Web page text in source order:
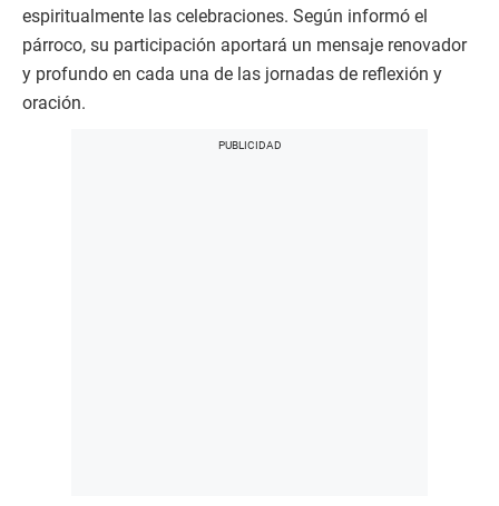
espiritualmente las celebraciones. Según informó el
párroco, su participación aportará un mensaje renovador
y profundo en cada una de las jornadas de reflexión y
oración.